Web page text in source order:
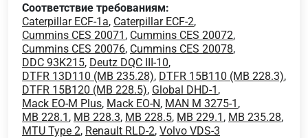
Соответствие требованиям:
Caterpillar ECF-1a, Caterpillar ECF-2,
Cummins CES 20071 , Cummins CES 20072,
Cummins CES 20076, Cummins CES 20078,
DDC 93K215, Deutz DQC III-10,
DTFR 13D110 (MB 235.28), DTFR 15B110 (MB 228.3),
DTFR 15B120 (MB 228.5), Global DHD-1 ,
Mack EO-M Plus, Mack EO-N, MAN M 3275-1 ,
MB 228.1 , MB 228.3, MB 228.5, MB 229.1 , MB 235.28,
MTU Type 2, Renault RLD-2, Volvo VDS-3